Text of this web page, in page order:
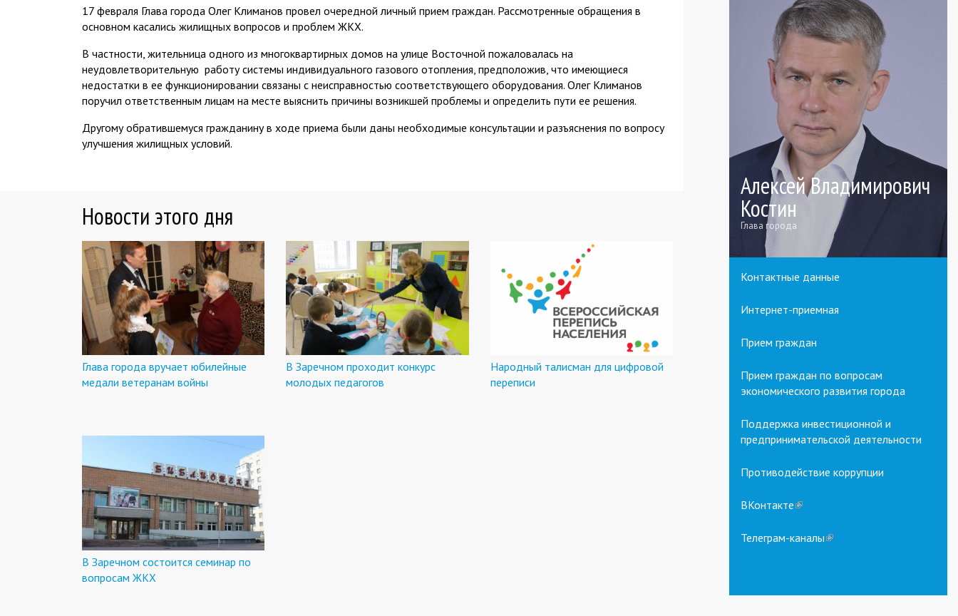
17 февраля Глава города Олег Климанов провел очередной личный прием граждан. Рассмотренные обращения в
основном касались жилищных вопросов и проблем ЖКХ.
В частности, жительница одного из многоквартирных домов на улице Восточной пожаловалась на
неудовлетворительную работу системы индивидуального газового отопления, предположив, что имеющиеся
недостатки в ее функционировании связаны с неисправностью соответствующего оборудования. Олег Климанов
поручил ответственным лицам на месте выяснить причины возникшей проблемы и определить пути ее решения.
Другому обратившемуся гражданину в ходе приема были даны необходимые консультации и разъяснения по вопросу
улучшения жилищных условий.
Новости этого дня
Глава города вручает юбилейные
медали ветеранам войны
В Заречном проходит конкурс
молодых педагогов
Народный талисман для цифровой
переписи
В Заречном состоится семинар по
вопросам ЖКХ
Алексей Владимирович
Костин
Глава города
Контактные данные
Интернет-приемная
Прием граждан
Прием граждан по вопросам
экономического развития города
Поддержка инвестиционной и
предпринимательской деятельности
Противодействие коррупции
ВКонтакте(link
external)
Телеграм-каналы(link